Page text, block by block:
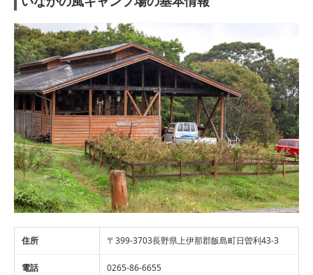
住所 〒399-3703長野県上伊那郡飯島町日曽利43-3
電話 ‭0265-86-6655‬